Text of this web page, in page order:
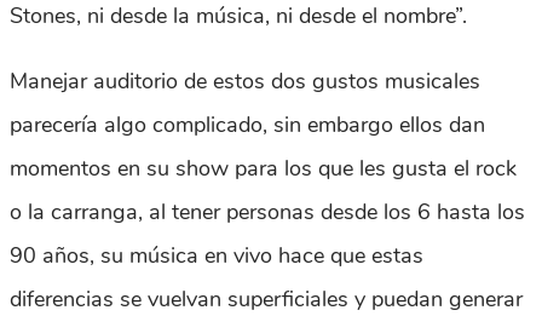
Stones, ni desde la música, ni desde el nombre”.
Manejar auditorio de estos dos gustos musicales
parecería algo complicado, sin embargo ellos dan
momentos en su show para los que les gusta el rock
o la carranga, al tener personas desde los 6 hasta los
90 años, su música en vivo hace que estas
diferencias se vuelvan superficiales y puedan generar